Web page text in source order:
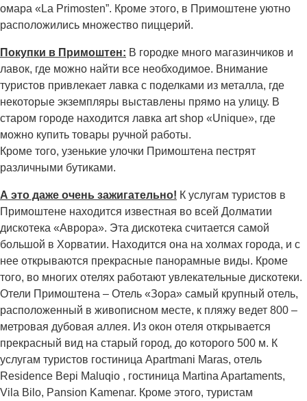
омара «La Primosten”. Кроме этого, в Примоштене уютно
расположились множество пиццерий.
Покупки в Примоштен: В городке много магазинчиков и
лавок, где можно найти все необходимое. Внимание
туристов привлекает лавка с поделками из металла, где
некоторые экземпляры выставлены прямо на улицу. В
старом городе находится лавка art shop «Unique», где
можно купить товары ручной работы.
Кроме того, узенькие улочки Примоштена пестрят
различными бутиками.
А это даже очень зажигательно! К услугам туристов в
Примоштене находится известная во всей Долматии
дискотека «Аврора». Эта дискотека считается самой
большой в Хорватии. Находится она на холмах города, и с
нее открываются прекрасные панорамные виды. Кроме
того, во многих отелях работают увлекательные дискотеки.
Отели Примоштена – Отель «Зора» самый крупный отель,
расположенный в живописном месте, к пляжу ведет 800 –
метровая дубовая аллея. Из окон отеля открывается
прекрасный вид на старый город, до которого 500 м. К
услугам туристов гостиница Apartmani Maras, отель
Residence Bepi Maluqio , гостиница Martina Apartaments,
Vila Bilo, Pansion Kamenar. Кроме этого, туристам